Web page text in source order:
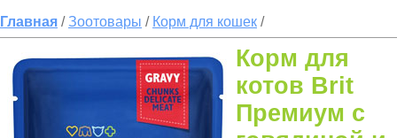
Главная /Зоотовары / Корм для кошек /
Корм для
котов Brit
Премиум с